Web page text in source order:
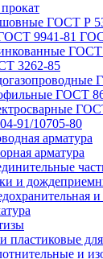
ГОСТ Р
9941-81
ГОСТ
3262-85
ГОСТ
91/10705-80
арматура
арматура
и
пластиковые
и